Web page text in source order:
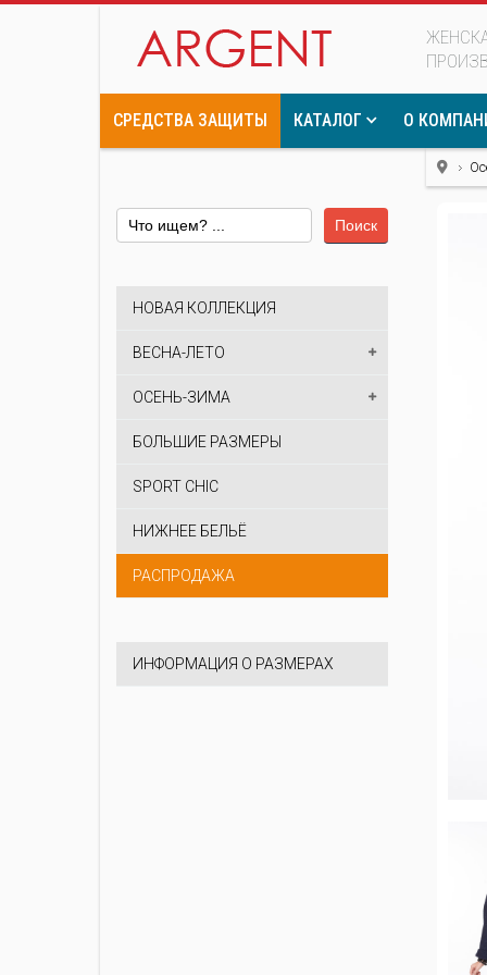
СРЕДСТВА ЗАЩИТЫ КАТАЛОГ О
Поиск
НОВАЯ КОЛЛЕКЦИЯ
ВЕСНА-ЛЕТО
ОСЕНЬ-ЗИМА
БОЛЬШИЕ РАЗМЕРЫ
SPORT CHIC
НИЖНЕЕ БЕЛЬЁ
РАСПРОДАЖА
ИНФОРМАЦИЯ О РАЗМЕРАХ